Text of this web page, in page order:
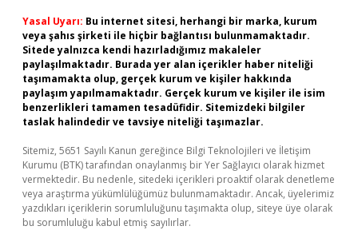
Yasal Uyarı: Bu internet sitesi, herhangi bir marka, kurum
veya şahıs şirketi ile hiçbir bağlantısı bulunmamaktadır.
Sitede yalnızca kendi hazırladığımız makaleler
paylaşılmaktadır. Burada yer alan içerikler haber niteliği
taşımamakta olup, gerçek kurum ve kişiler hakkında
paylaşım yapılmamaktadır. Gerçek kurum ve kişiler ile isim
benzerlikleri tamamen tesadüfidir. Sitemizdeki bilgiler
taslak halindedir ve tavsiye niteliği taşımazlar.
Sitemiz, 5651 Sayılı Kanun gereğince Bilgi Teknolojileri ve İletişim
Kurumu (BTK) tarafından onaylanmış bir Yer Sağlayıcı olarak hizmet
vermektedir. Bu nedenle, sitedeki içerikleri proaktif olarak denetleme
veya araştırma yükümlülüğümüz bulunmamaktadır. Ancak, üyelerimiz
yazdıkları içeriklerin sorumluluğunu taşımakta olup, siteye üye olarak
bu sorumluluğu kabul etmiş sayılırlar.